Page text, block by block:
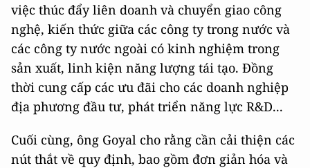
việc thúc đẩy liên doanh và chuyển giao công
nghệ, kiến thức giữa các công ty trong nước và
các công ty nước ngoài có kinh nghiệm trong
sản xuất, linh kiện năng lượng tái tạo. Đồng
thời cung cấp các ưu đãi cho các doanh nghiệp
địa phương đầu tư, phát triển năng lực R&D...
Cuối cùng, ông Goyal cho rằng cần cải thiện các
nút thắt về quy định, bao gồm đơn giản hóa và